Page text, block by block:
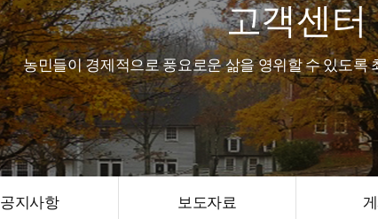
고객센터
농민들이 경제적으로 풍요로운 삶을 영위할 수 있도록
공지사항 보도자료